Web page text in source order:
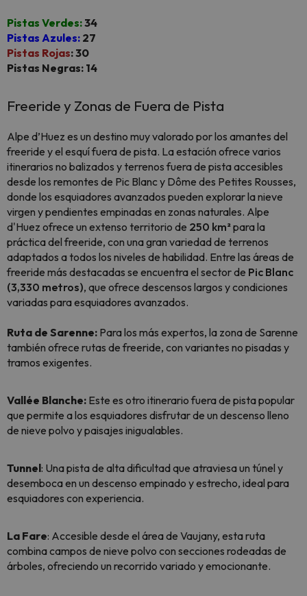
Pistas Verdes:34
Pistas Azules: 27
Pistas Rojas: 30
Pistas Negras: 14
Freeride y Zonas de Fuera de Pista
Alpe d’Huez es un destino muy valorado por los amantes del
freeride y el esquí fuera de pista. La estación ofrece varios
itinerarios no balizados y terrenos fuera de pista accesibles
desde los remontes de Pic Blanc y Dôme des Petites Rousses,
donde los esquiadores avanzados pueden explorar la nieve
virgen y pendientes empinadas en zonas naturales. Alpe
d'Huez ofrece un extenso territorio de 250 km²para la
práctica del freeride, con una gran variedad de terrenos
adaptados a todos los niveles de habilidad. Entre las áreas de
freeride más destacadas se encuentra el sector de Pic Blanc
(3,330 metros), que ofrece descensos largos y condiciones
variadas para esquiadores avanzados.
Ruta de Sarenne: Para los más expertos, la zona de Sarenne
también ofrece rutas de freeride, con variantes no pisadas y
tramos exigentes.
Vallée Blanche: Este es otro itinerario fuera de pista popular
que permite a los esquiadores disfrutar de un descenso lleno
de nieve polvo y paisajes inigualables.
Tunnel: Una pista de alta dificultad que atraviesa un túnel y
desemboca en un descenso empinado y estrecho, ideal para
esquiadores con experiencia.
La Fare: Accesible desde el área de Vaujany, esta ruta
combina campos de nieve polvo con secciones rodeadas de
árboles, ofreciendo un recorrido variado y emocionante.